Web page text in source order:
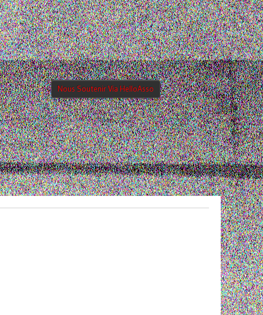
Nous Soutenir Via HelloAsso